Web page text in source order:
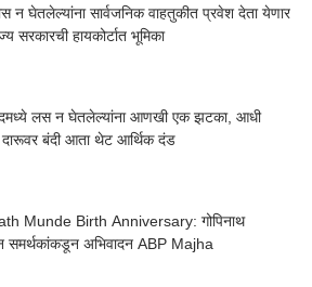
न घेतलेल्यांना सार्वजनिक वाहतुकीत प्रवेश देता येणार
सरकारची हायकोर्टात भूमिका
लस न घेतलेल्यांना आणखी एक झटका, आधी
दारूवर बंदी आता थेट आर्थिक दंड
Munde Birth Anniversary: गोपिनाथ
समर्थकांकडून अभिवादन ABP Majha